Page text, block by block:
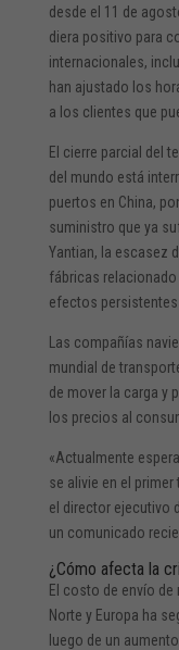
desde el 11 de
diera positivo para
internacionales,
han ajustado los
a los clientes que
El cierre parcial del
del mundo está
puertos en China,
suministro que ya
Yantian, la escasez
fábricas
efectos persistentes
Las compañías
mundial de
de mover la carga y
los precios al
«Actualmente
se alivie en el
el director ejecutivo
un comunicado
¿Cómo afecta la
El costo de envío de
Norte y Europa ha
luego de un